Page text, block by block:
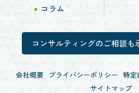
コラム
コンサルティングのご相談も
会社概要 プライバシーポリシー 特定
サイトマップ